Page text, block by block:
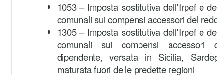
1053 – Imposta sostitutiva dell'Irpef e
comunali sui compensi accessori del
1305 – Imposta sostitutiva dell'Irpef e
comunali sui compensi
dipendente, versata in Sicilia,
maturata fuori delle predette regioni